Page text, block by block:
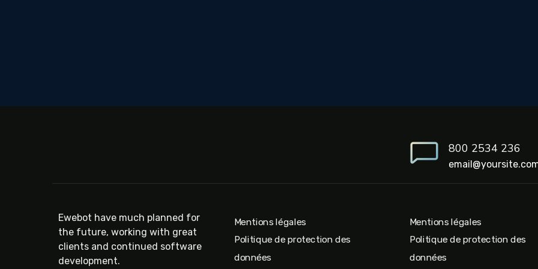
800 2534 236
Ewebot have much planned for
the future, working with great
clients and continued software
development.
Mentions légales
Politique de protection des
données
Mentions légales
Politique de protection des
données